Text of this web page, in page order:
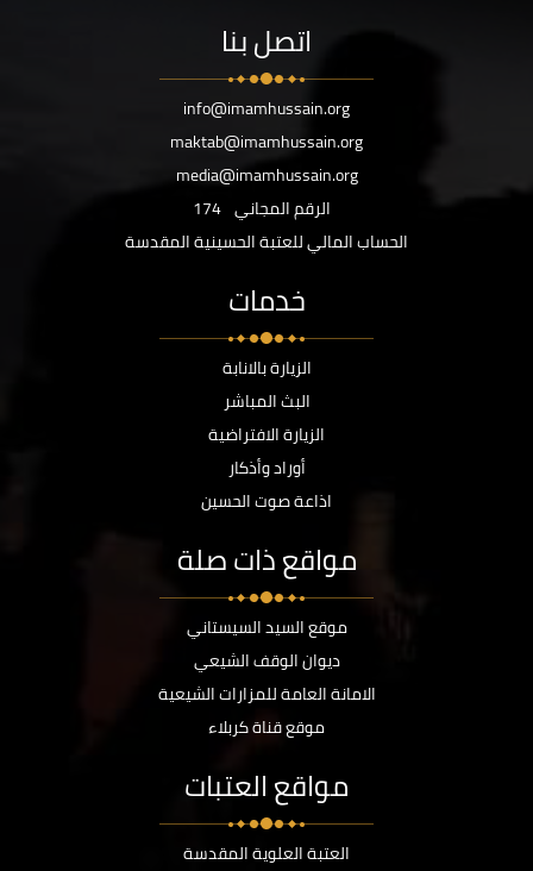
اتصل بنا
info@imamhussain.org
maktab@imamhussain.org
media@imamhussain.org
الرقم المجاني 174
الحساب المالي للعتبة الحسينية المقدسة
خدمات
الزيارة بالانابة
البث المباشر
الزيارة الافتراضية
أوراد وأذكار
اذاعة صوت الحسين
مواقع ذات صلة
موقع السيد السيستاني
ديوان الوقف الشيعي
الامانة العامة للمزارات الشيعية
موقع قناة كربلاء
مواقع العتبات
العتبة العلوية المقدسة